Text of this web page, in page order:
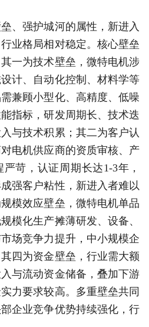
、强护城河的属性，新进入
业格局相对稳定。核心壁垒
一为技术壁垒，微特电机涉
计、自动化控制、材料学等
兼顾小型化、高精度、低噪
指标，研发周期长、技术迭
与技术积累；其二为客户认
电机供应商的资质审核、产
苛，认证周期长达1-3年，
强客户粘性，新进入者难以
模效应壁垒，微特电机单品
模化生产摊薄研发、设备、
场竞争力提升，中小规模企
四为资金壁垒，行业需大额
与流动资金储备，叠加下游
力要求较高。多重壁垒共同
企业竞争优势持续强化，行